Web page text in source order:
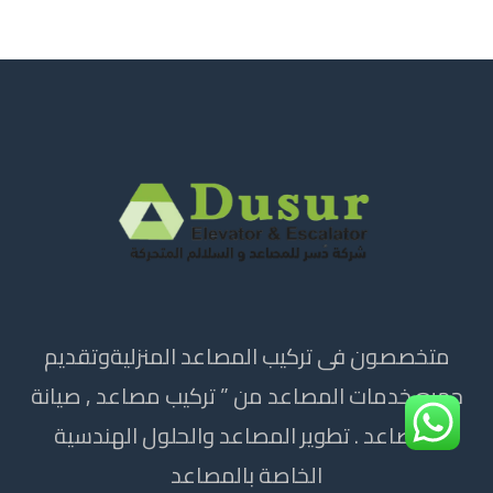
متخصصون فى تركيب المصاعد المنزليةوتقديم
جميع خدمات المصاعد من ” تركيب مصاعد , صيانة
المصاعد . تطوير المصاعد والحلول الهندسية
الخاصة بالمصاعد